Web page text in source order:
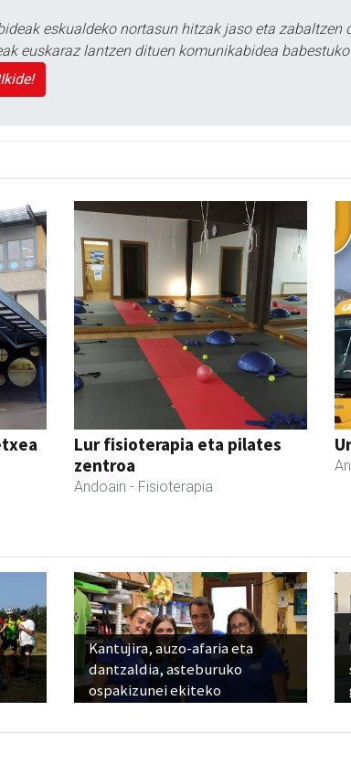
eskualdeko nortasun hitzak jaso eta zabaltzen
euskaraz lantzen dituen komunikabidea
Lur fisioterapia eta pilates
zentroa
Andoain - Fisioterapia
Kantujira, auzo-afaria eta
dantzaldia, asteburuko
ospakizunei ekiteko